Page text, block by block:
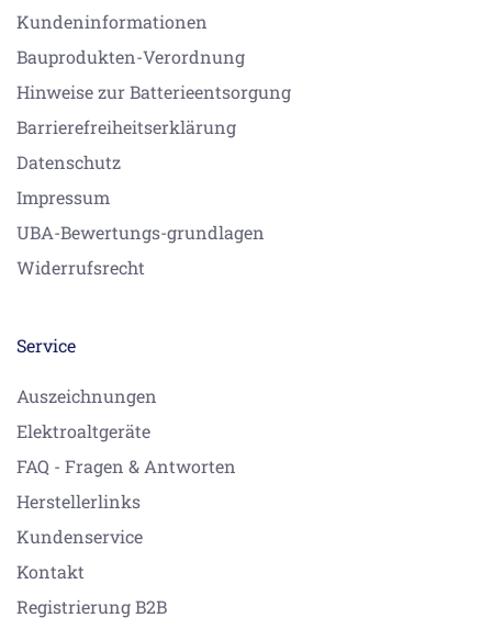
Kundeninformationen
Bauprodukten-Verordnung
Hinweise zur Batterieentsorgung
Barrierefreiheitserklärung
Datenschutz
Impressum
UBA-Bewertungs-grundlagen
Widerrufsrecht
Service
Auszeichnungen
Elektroaltgeräte
FAQ - Fragen & Antworten
Herstellerlinks
Kundenservice
Kontakt
Registrierung B2B